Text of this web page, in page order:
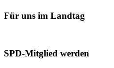
Für uns im Landtag
SPD-Mitglied werden